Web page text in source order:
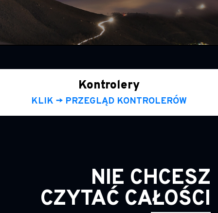
Kontrolery
KLIK -> PRZEGLĄD KONTROLERÓW
NIE CHCESZ
CZYTAĆ CAŁOŚCI